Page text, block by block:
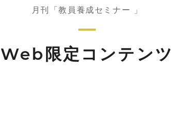
月刊「教員養成セミナー 」
Web限定コンテンツ